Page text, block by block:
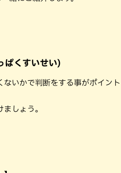
ぱくすいせい)
ないかで判断をする事がポイント
しょう。